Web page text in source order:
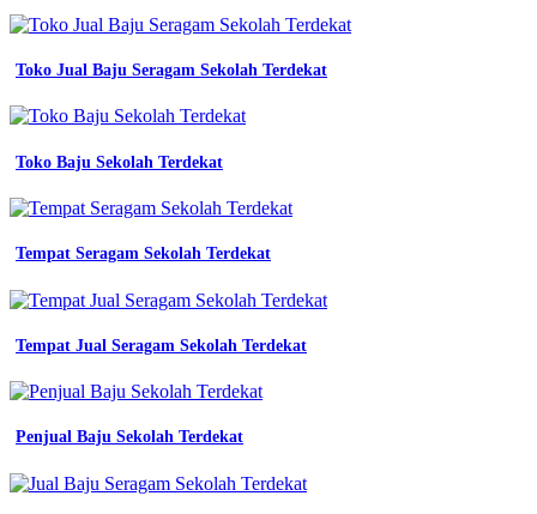
Wearpack
2
jersey
design
wearpack
rpl
baju
jurusan
kemeja
terbaru
jual
seragam
pdh
Toko Jual Baju Seragam Sekolah Terdekat
Toko Baju Sekolah Terdekat
Tempat Seragam Sekolah Terdekat
Tempat Jual Seragam Sekolah Terdekat
Penjual Baju Sekolah Terdekat